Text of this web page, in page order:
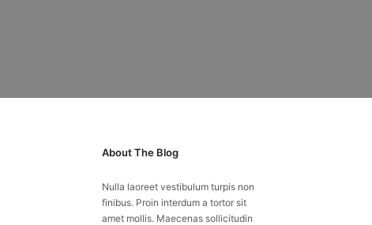
About The Blog
Nulla laoreet vestibulum turpis non
finibus. Proin interdum a tortor sit
amet mollis. Maecenas sollicitudin